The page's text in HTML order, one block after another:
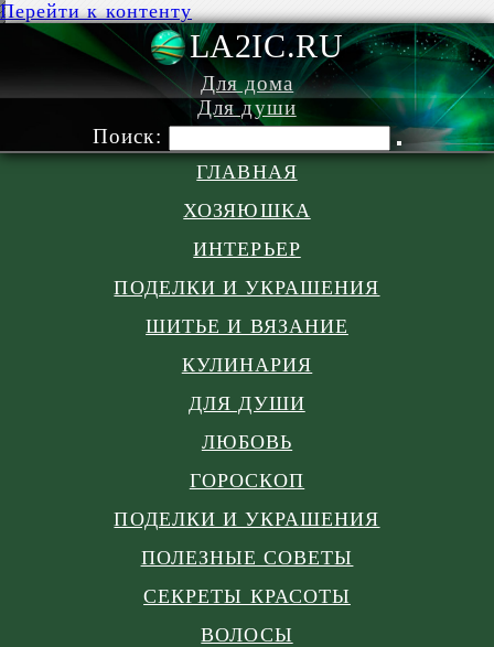
Перейти к контенту
LA2IC.RU
Для дома
Для души
Поиск:
ГЛАВНАЯ
ХОЗЯЮШКА
ИНТЕРЬЕР
ПОДЕЛКИ И УКРАШЕНИЯ
ШИТЬЕ И ВЯЗАНИЕ
КУЛИНАРИЯ
ДЛЯ ДУШИ
ЛЮБОВЬ
ГОРОСКОП
ПОДЕЛКИ И УКРАШЕНИЯ
ПОЛЕЗНЫЕ СОВЕТЫ
СЕКРЕТЫ КРАСОТЫ
ВОЛОСЫ